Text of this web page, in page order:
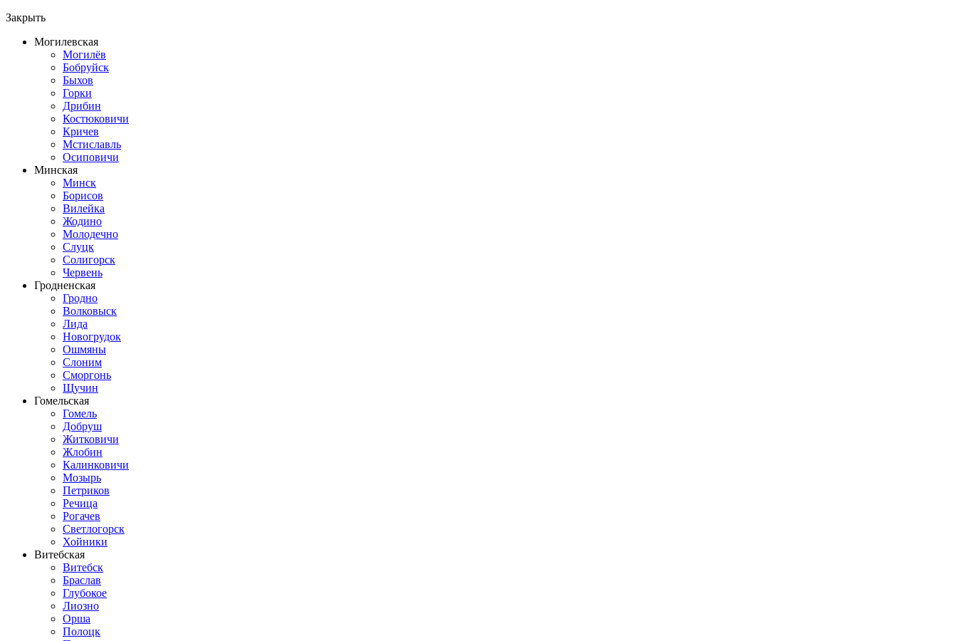
Закрыть
Могилевская
Могилёв
Бобруйск
Быхов
Горки
Дрибин
Костюковичи
Кричев
Мстиславль
Осиповичи
Минская
Минск
Борисов
Вилейка
Жодино
Молодечно
Слуцк
Солигорск
Червень
Гродненская
Гродно
Волковыск
Лида
Новогрудок
Ошмяны
Слоним
Сморгонь
Щучин
Гомельская
Гомель
Добруш
Житковичи
Жлобин
Калинковичи
Мозырь
Петриков
Речица
Рогачев
Светлогорск
Хойники
Витебская
Витебск
Браслав
Глубокое
Лиозно
Орша
Полоцк